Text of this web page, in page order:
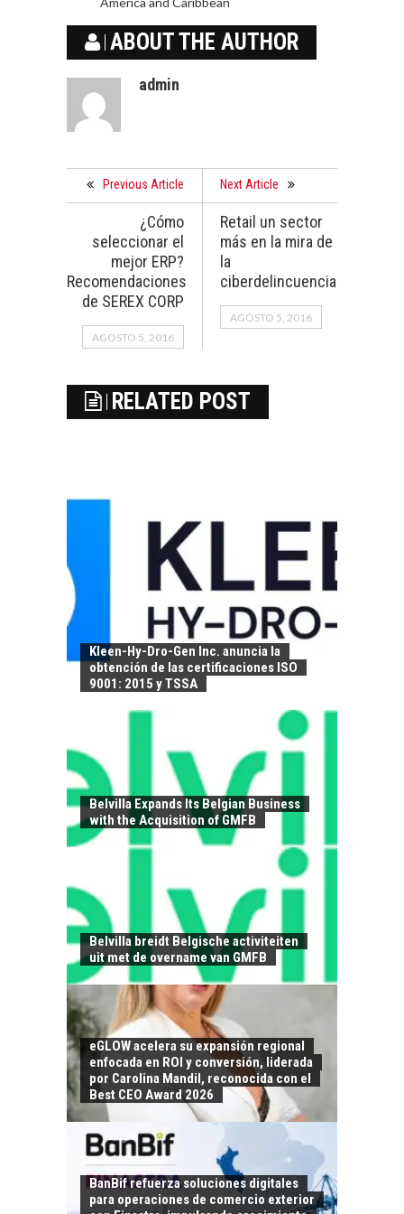
ABOUT THE AUTHOR
admin
Previous Article
¿Cómo
seleccionar el
mejor ERP?
Recomendaciones
de SEREX CORP
AGOSTO 5, 2016
Next Article
Retail un sector
más en la mira de
la
ciberdelincuencia
AGOSTO 5, 2016
RELATED POST
Kleen-Hy-Dro-Gen Inc. anuncia la
obtención de las certificaciones ISO
9001: 2015 y TSSA
Belvilla Expands Its Belgian Business
with the Acquisition of GMFB
Belvilla breidt Belgische activiteiten
uit met de overname van GMFB
eGLOW acelera su expansión regional
enfocada en ROI y conversión, liderada
por Carolina Mandil, reconocida con el
Best CEO Award 2026
BanBif refuerza soluciones digitales
para operaciones de comercio exterior
LOS SERVICIOS
DIGITALES
EXPORTADOS DESDE
CHILE
El auge de las
exportaciones de
servicios digitales en
Chile:…
TURISMO EN EL
DESIERTO DE
ATACAMA:
OPORTUNIDADES
PARA EL
DESARROLLO LOCAL
El Desierto de
Atacama: Motor
Estratégico para el
Desarrollo Turístico…
LA INDUSTRIA
MINERA CHILENA